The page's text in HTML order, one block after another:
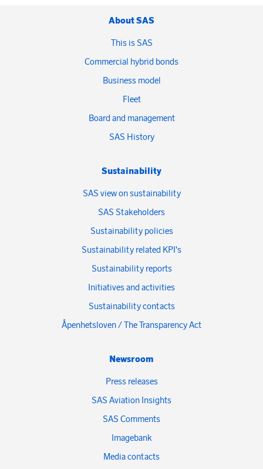
About SAS
This is SAS
Commercial hybrid bonds
Business model
Fleet
Board and management
SAS History
Sustainability
SAS view on sustainability
SAS Stakeholders
Sustainability policies
Sustainability related KPI's
Sustainability reports
Initiatives and activities
Sustainability contacts
Åpenhetsloven / The Transparency Act
Newsroom
Press releases
SAS Aviation Insights
SAS Comments
Imagebank
Media contacts